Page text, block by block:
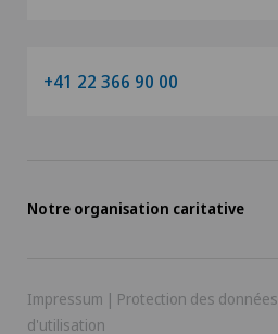
+41 22 366 90 00
Notre organisation caritative
Impressum | Protection des données
d'utilisation